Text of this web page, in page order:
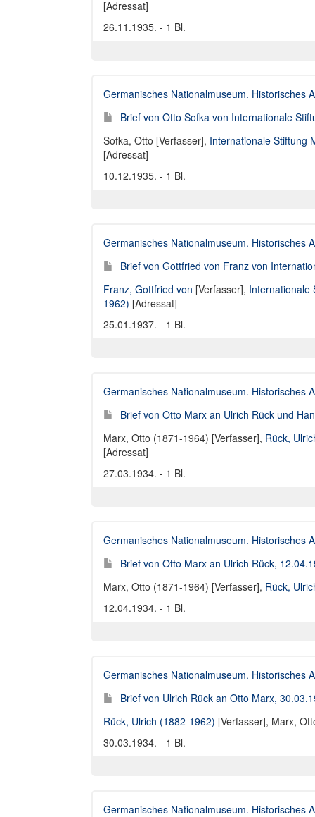
[Adressat]
26.11.1935. - 1 Bl.
Germanisches Nationalmuseum. Historisches
Brief von Otto Sofka von Internationale
Sofka, Otto [Verfasser], Internationale Stiftung
[Adressat]
10.12.1935. - 1 Bl.
Germanisches Nationalmuseum. Historisches
Brief von Gottfried von Franz von
Franz, Gottfried von [Verfasser], Internationale
1962) [Adressat]
25.01.1937. - 1 Bl.
Germanisches Nationalmuseum. Historisches
Brief von Otto Marx an Ulrich Rück und
Marx, Otto (1871-1964) [Verfasser], Rück,
[Adressat]
27.03.1934. - 1 Bl.
Germanisches Nationalmuseum. Historisches
Brief von Otto Marx an Ulrich Rück,
Marx, Otto (1871-1964) [Verfasser], Rück,
12.04.1934. - 1 Bl.
Germanisches Nationalmuseum. Historisches
Brief von Ulrich Rück an Otto Marx,
Rück, Ulrich (1882-1962) [Verfasser], Marx,
30.03.1934. - 1 Bl.
Germanisches Nationalmuseum. Historisches